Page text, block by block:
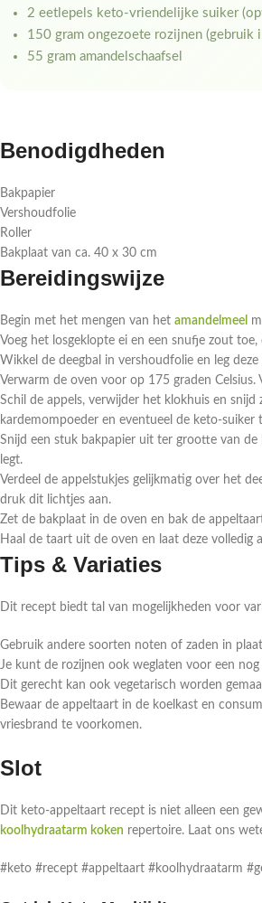
2 eetlepels keto-vriendelijke suiker
150 gram ongezoete rozijnen (gebruik
55 gram amandelschaafsel
Benodigdheden
Bakpapier
Vershoudfolie
Roller
Bakplaat van ca. 40 x 30 cm
Bereidingswijze
Begin met het mengen van het amandelmeel
Voeg het losgeklopte ei en een snufje zout
Wikkel de deegbal in vershoudfolie en leg
Verwarm de oven voor op 175 graden
Schil de appels, verwijder het klokhuis en
kardemompoeder en eventueel de keto-suiker
Snijd een stuk bakpapier uit ter grootte van
legt.
Verdeel de appelstukjes gelijkmatig over het
druk dit lichtjes aan.
Zet de bakplaat in de oven en bak de
Haal de taart uit de oven en laat deze
Tips & Variaties
Dit recept biedt tal van mogelijkheden voor
Gebruik andere soorten noten of zaden in
Je kunt de rozijnen ook weglaten voor een
Dit gerecht kan ook vegetarisch worden
Bewaar de appeltaart in de koelkast en
vriesbrand te voorkomen.
Slot
Dit keto-appeltaart recept is niet alleen een
koolhydraatarm koken repertoire. Laat ons
#keto #recept #appeltaart #koolhydraatarm